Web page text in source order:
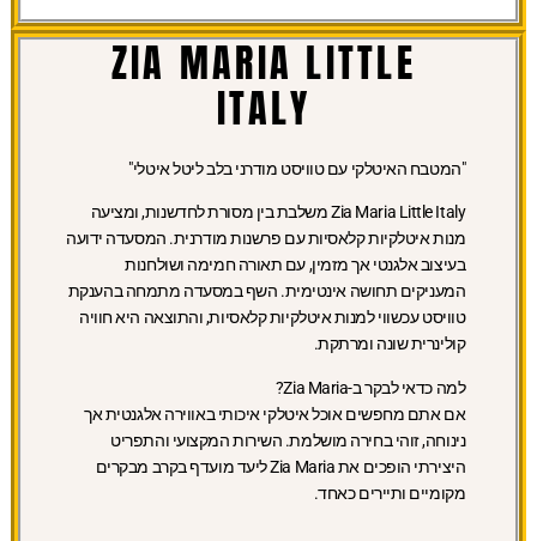
ZIA MARIA LITTLE
ITALY
"המטבח האיטלקי עם טוויסט מודרני בלב ליטל איטלי"
Zia Maria Little Italy משלבת בין מסורת לחדשנות, ומציעה
מנות איטלקיות קלאסיות עם פרשנות מודרנית. המסעדה ידועה
בעיצוב אלגנטי אך מזמין, עם תאורה חמימה ושולחנות
המעניקים תחושה אינטימית. השף במסעדה מתמחה בהענקת
טוויסט עכשווי למנות איטלקיות קלאסיות, והתוצאה היא חוויה
קולינרית שונה ומרתקת.
למה כדאי לבקר ב-Zia Maria?
אם אתם מחפשים אוכל איטלקי איכותי באווירה אלגנטית אך
נינוחה, זוהי בחירה מושלמת. השירות המקצועי והתפריט
היצירתי הופכים את Zia Maria ליעד מועדף בקרב מבקרים
מקומיים ותיירים כאחד.